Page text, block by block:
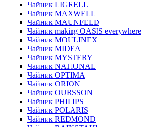
Чайник LIGRELL
Чайник MAXWELL
Чайник MAUNFELD
Чайник making OASIS everywhere
Чайник MOULINEX
Чайник MIDEA
Чайник MYSTERY
Чайник NATIONAL
Чайник OPTIMA
Чайник ORION
Чайник OURSSON
Чайник PHILIPS
Чайник POLARIS
Чайник REDMOND